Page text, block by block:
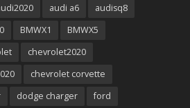
audi a6
audisq8
BMWX1
BMWX5
chevrolet2020
chevrolet corvette
dodge charger
ford